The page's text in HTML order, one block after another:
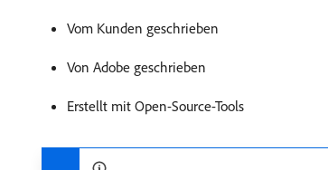
Vom Kunden geschrieben
Von Adobe geschrieben
Erstellt mit Open-Source-Tools